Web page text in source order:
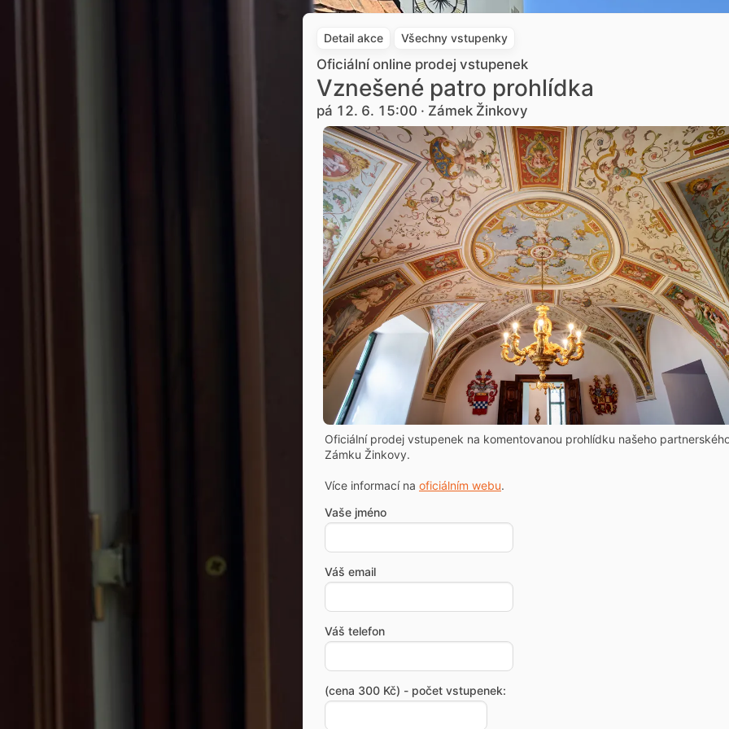
Detail akce Všechny vstupenky
Oficiální online prodej vstupenek
Vznešené patro prohlídka
pá 12. 6. 15:00 · Zámek Žinkovy
Oficiální prodej vstupenek na komentovanou prohlídku našeho
Zámku Žinkovy.
Více informací na oficiálním webu.
Vaše jméno
Váš email
Váš telefon
(cena 300 Kč) - počet vstupenek: